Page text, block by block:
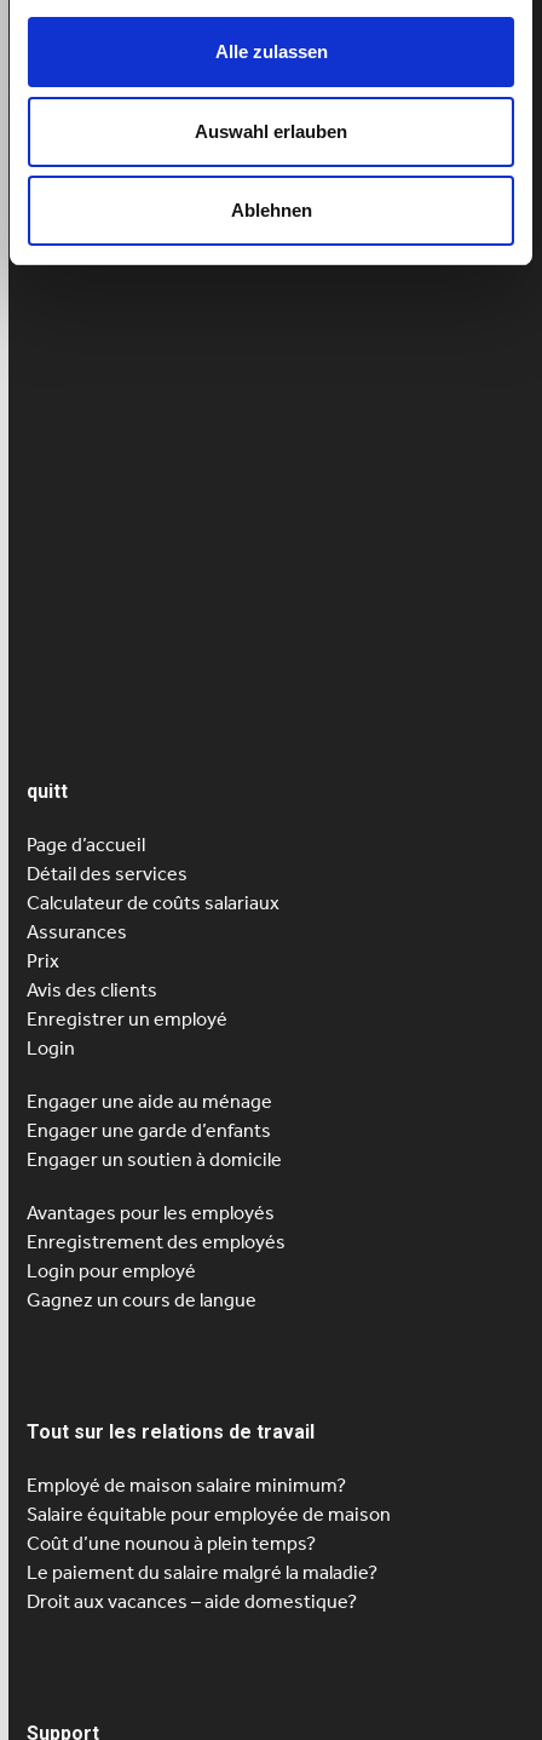
Alle zulassen
Auswahl erlauben
Ablehnen
La plate-forme en ligne quitt gère la paie de plus de 20
Actualités
quitt
Page d’accueil
Détail des services
Calculateur de coûts salariaux
Assurances
Prix
Avis des clients
Enregistrer un employé
Login
Engager une aide au ménage
Engager unegarde d’enfants
Engager un soutien à domicile
Avantages pour les employés
Enregistrement des employés
Login pour employé
Gagnez un cours de langue
Tout sur les relations de travail
Employé de maison salaire minimum?
Salaire équitable pour employée de maison
Coût d’une nounou à plein temps?
Le paiement du salaire malgré la maladie?
Droit aux vacances – aide domestique?
Support